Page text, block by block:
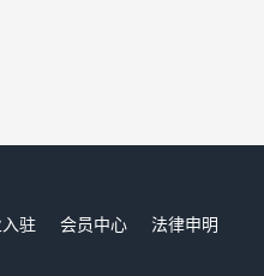
驻 会员中心
法律申明